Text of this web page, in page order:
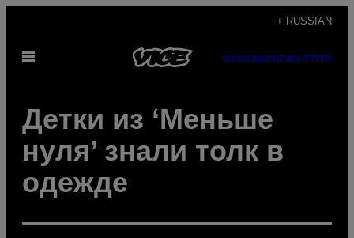
content
+ RUSSIAN
Open
SUBSCRIBENEWSLETTER
Детки из ‘Меньше
нуля’ знали толк в
одежде